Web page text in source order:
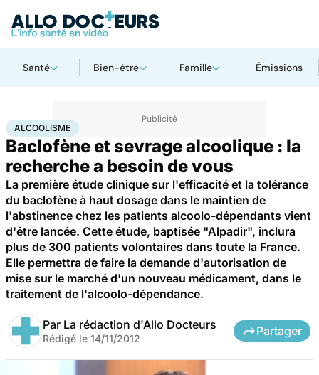
Santé Bien-être Famille Émissions
AccueilSantéMaladies Alcoolisme
ALCOOLISME
Baclofène et sevrage alcoolique : la
recherche a besoin de vous
La première étude clinique sur l'efficacité et la tolérance
du baclofène à haut dosage dans le maintien de
l'abstinence chez les patients alcoolo-dépendants vient
d'être lancée. Cette étude, baptisée "Alpadir", inclura
plus de 300 patients volontaires dans toute la France.
Elle permettra de faire la demande d'autorisation de
mise sur le marché d'un nouveau médicament, dans le
traitement de l'alcoolo-dépendance.
Par La rédaction d'Allo Docteurs
Rédigé le 14/11/2012
Partager